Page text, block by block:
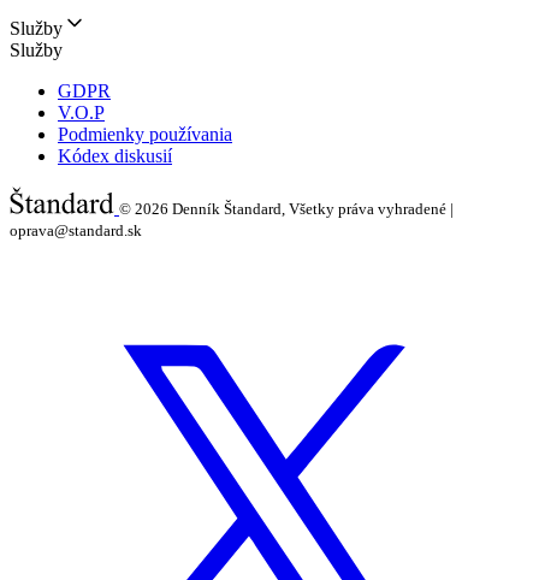
Služby
Služby
GDPR
V.O.P
Podmienky používania
Kódex diskusií
© 2026 Denník Štandard, Všetky práva vyhradené |
oprava@standard.sk